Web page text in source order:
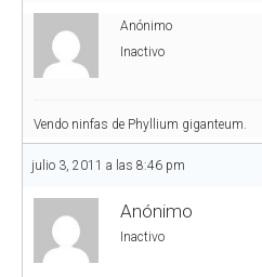
Anónimo
Inactivo
Vendo ninfas de Phyllium giganteum.
julio 3, 2011 a las 8:46 pm
Anónimo
Inactivo